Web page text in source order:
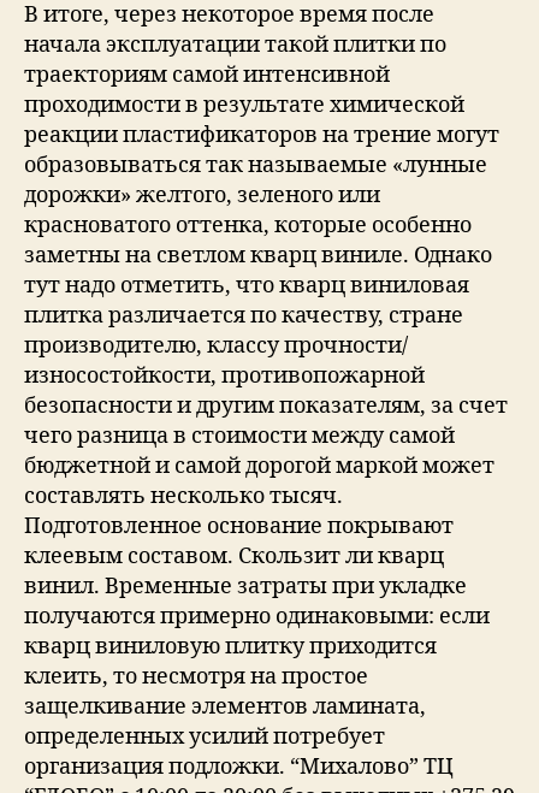
В итоге, через некоторое время после
начала эксплуатации такой плитки по
траекториям самой интенсивной
проходимости в результате химической
реакции пластификаторов на трение могут
образовываться так называемые «лунные
дорожки» желтого, зеленого или
красноватого оттенка, которые особенно
заметны на светлом кварц виниле. Однако
тут надо отметить, что кварц виниловая
плитка различается по качеству, стране
производителю, классу прочности/
износостойкости, противопожарной
безопасности и другим показателям, за счет
чего разница в стоимости между самой
бюджетной и самой дорогой маркой может
составлять несколько тысяч.
Подготовленное основание покрывают
клеевым составом. Скользит ли кварц
винил. Временные затраты при укладке
получаются примерно одинаковыми: если
кварц виниловую плитку приходится
клеить, то несмотря на простое
защелкивание элементов ламината,
определенных усилий потребует
организация подложки. “Михалово” ТЦ